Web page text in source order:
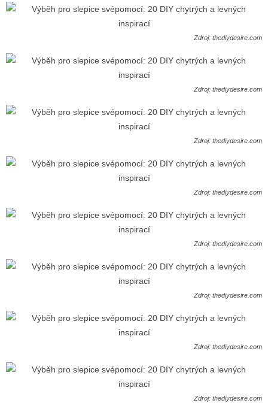
Zdroj: thediydesire.com
Zdroj: thediydesire.com
Zdroj: thediydesire.com
Zdroj: thediydesire.com
Zdroj: thediydesire.com
Zdroj: thediydesire.com
Zdroj: thediydesire.com
Zdroj: thediydesire.com